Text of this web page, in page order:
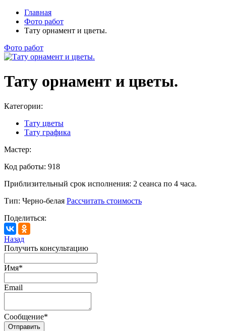
Главная
Фото работ
Тату орнамент и цветы.
Фото работ
Тату орнамент и цветы.
Категории:
Тату цветы
Тату графика
Мастер:
Код работы: 918
Приблизительный срок исполнения: 2 сеанса по 4 часа.
Тип: Черно-белая Рассчитать стоимость
Поделиться:
Назад
Получить консультацию
Имя*
Email
Сообщение*